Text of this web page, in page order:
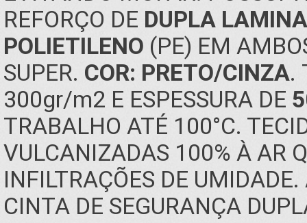
REFORÇO DE DUPLA
POLIETILENO (PE) EM
SUPER. COR: PRETO/CINZA.
300gr/m2 E ESPESSURA DE
TRABALHO ATÉ 100°C.
VULCANIZADAS 100% À AR
INFILTRAÇÕES DE
CINTA DE SEGURANÇA